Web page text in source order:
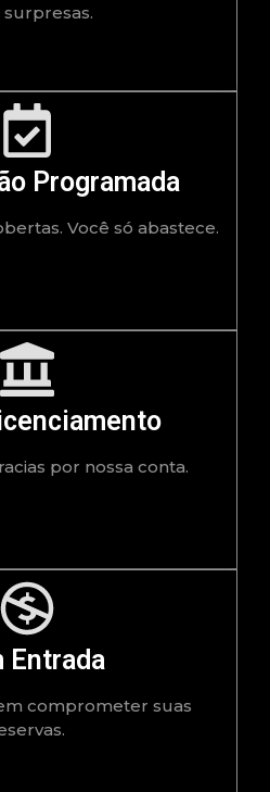
surpresas.
Programada
Você só abastece.
por nossa conta.
Entrada
comprometer suas